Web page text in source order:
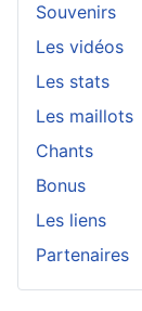
Souvenirs
Les vidéos
Les stats
Les maillots
Chants
Bonus
Les liens
Partenaires